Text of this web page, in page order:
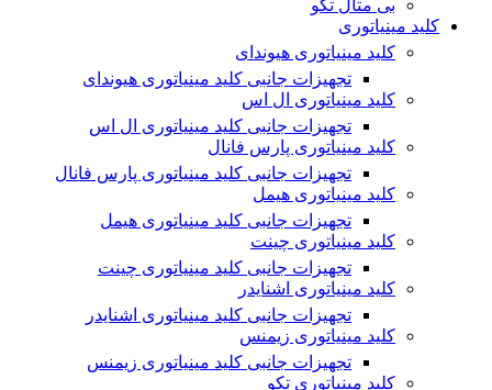
بی متال تکو
کلید مینیاتوری
کلید مینیاتوری هیوندای
تجهیزات جانبی کلید مینیاتوری هیوندای
کلید مینیاتوری ال اس
تجهیزات جانبی کلید مینیاتوری ال اس
کلید مینیاتوری پارس فانال
تجهیزات جانبی کلید مینیاتوری پارس فانال
کلید مینیاتوری هیمل
تجهیزات جانبی کلید مینیاتوری هیمل
کلید مینیاتوری چینت
تجهیزات جانبی کلید مینیاتوری چینت
کلید مینیاتوری اشنایدر
تجهیزات جانبی کلید مینیاتوری اشنایدر
کلید مینیاتوری زیمنس
تجهیزات جانبی کلید مینیاتوری زیمنس
کلید مینیاتوری تکو